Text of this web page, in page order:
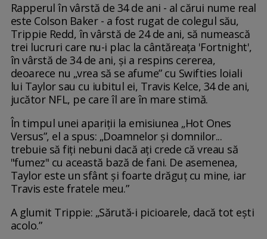
Rapperul în vârstă de 34 de ani - al cărui nume real
este Colson Baker - a fost rugat de colegul său,
Trippie Redd, în vârstă de 24 de ani, să numească
trei lucruri care nu-i plac la cântăreața 'Fortnight',
în vârstă de 34 de ani, și a respins cererea,
deoarece nu „vrea să se afume” cu Swifties loiali
lui Taylor sau cu iubitul ei, Travis Kelce, 34 de ani,
jucător NFL, pe care îl are în mare stimă.
În timpul unei apariții la emisiunea „Hot Ones
Versus”, el a spus: „Doamnelor și domnilor...
trebuie să fiți nebuni dacă ați crede că vreau să
"fumez" cu această bază de fani. De asemenea,
Taylor este un sfânt și foarte drăguț cu mine, iar
Travis este fratele meu.”
A glumit Trippie: „Sărută-i picioarele, dacă tot ești
acolo.”